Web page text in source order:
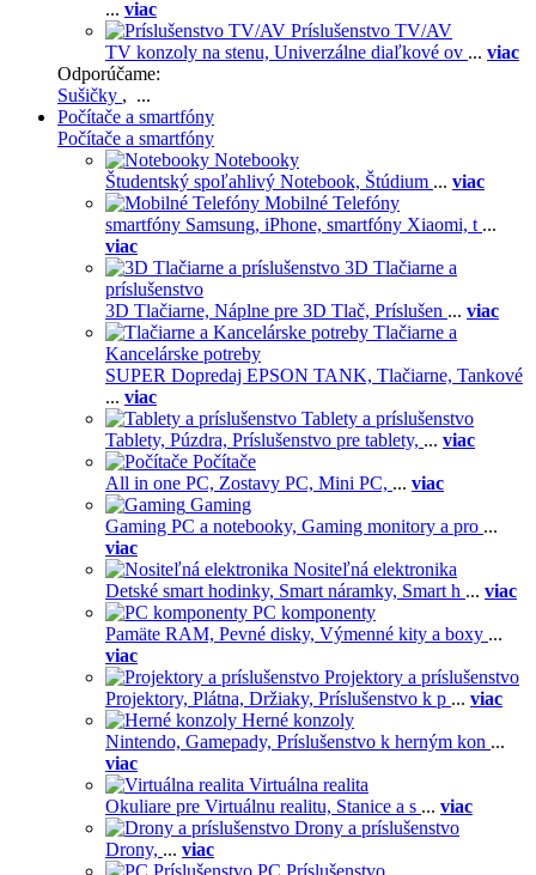
... viac
Príslušenstvo TV/AV
TV konzoly na stenu, Univerzálne diaľkové ov ... viac
Odporúčame:
Sušičky , ...
Počítače a smartfóny
Počítače a smartfóny
Notebooky
Študentský spoľahlivý Notebook, Štúdium ... viac
Mobilné Telefóny
smartfóny Samsung, iPhone, smartfóny Xiaomi, t ...
viac
3D Tlačiarne a
príslušenstvo
3D Tlačiarne, Náplne pre 3D Tlač, Príslušen ... viac
Tlačiarne a
Kancelárske potreby
SUPER Dopredaj EPSON TANK, Tlačiarne, Tankové
... viac
Tablety a príslušenstvo
Tablety, Púzdra, Príslušenstvo pre tablety, ... viac
Počítače
All in one PC, Zostavy PC, Mini PC, ... viac
Gaming
Gaming PC a notebooky, Gaming monitory a pro ...
viac
Nositeľná elektronika
Detské smart hodinky, Smart náramky, Smart h ... viac
PC komponenty
Pamäte RAM, Pevné disky, Výmenné kity a boxy ...
viac
Projektory a príslušenstvo
Projektory, Plátna, Držiaky, Príslušenstvo k p ... viac
Herné konzoly
Nintendo, Gamepady, Príslušenstvo k herným kon ...
viac
Virtuálna realita
Okuliare pre Virtuálnu realitu, Stanice a s ... viac
Drony a príslušenstvo
Drony, ... viac
PC Príslušenstvo